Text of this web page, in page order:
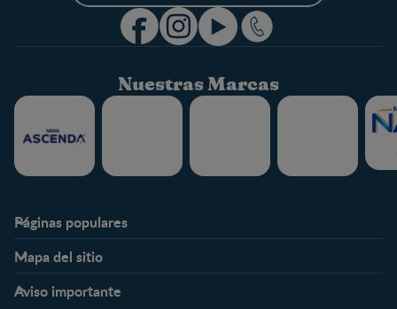
Nuestras Marcas
Páginas populares
Expertos en Nutrición
Preguntas Frecuentes
Mapa del sitio
Preconcepción
Aviso importante